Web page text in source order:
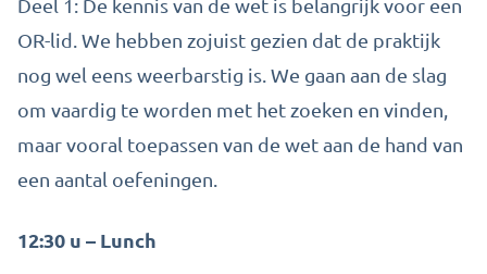
Deel 1: De kennis van de wet is belangrijk voor een
OR-lid. We hebben zojuist gezien dat de praktijk
nog wel eens weerbarstig is. We gaan aan de slag
om vaardig te worden met het zoeken en vinden,
maar vooral toepassen van de wet aan de hand van
een aantal oefeningen.
12:30 u – Lunch